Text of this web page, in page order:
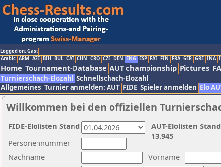
Logged on: Gast
Arabic ARM AZE BIH BUL CAT CHN CRO CZE DEN ENG ESP FAI FIN FRA GER GRE INA
Home Tournament-Database AUT championship Pictures
Turnierschach-Elozahl Schnellschach-Elozahl
Allgemeines Turnier anmelden: AUT FIDE Spieler anmelden Elo
Willkommen bei den offiziellen
Nachname
Vorname
Personennummer
AUT-Elolisten
13.945
FIDE-Elolisten Stand